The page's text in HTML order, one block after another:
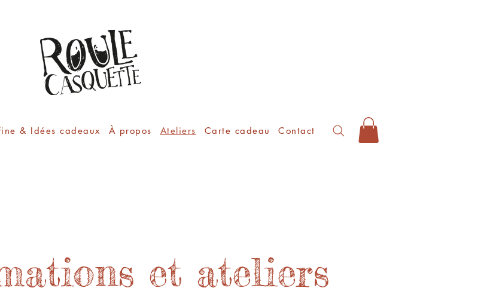
& Idées cadeaux À propos Ateliers Carte cadeau Contact
et ateliers